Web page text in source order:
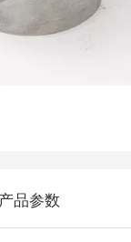
产品参数